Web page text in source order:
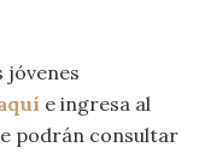
jóvenes
e ingresa al
podrán consultar